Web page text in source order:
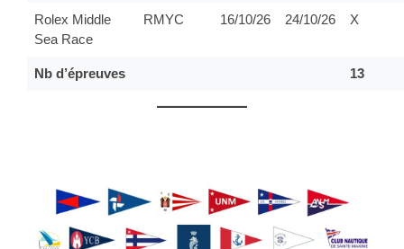
Rolex Middle
Sea Race
RMYC 16/10/26 24/10/26 X
Nb d’épreuves 13